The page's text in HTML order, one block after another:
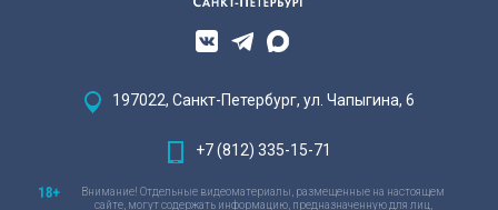
197022, Санкт-Петербург, ул. Чапыгина, 6
+7 (812) 335-15-71
Внимание! Отдельные видеоматериалы, размещенные на настоящем
сайте, могут содержать информацию, предназначенную для лиц,